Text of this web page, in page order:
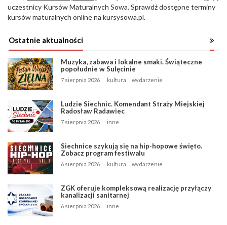
uczestnicy Kursów Maturalnych Sowa. Sprawdź dostępne terminy
kursów maturalnych online na kursysowa.pl.
Ostatnie aktualności
Muzyka, zabawa i lokalne smaki. Świąteczne
popołudnie w Sulęcinie
7 sierpnia 2026 kultura wydarzenie
Ludzie Siechnic. Komendant Straży Miejskiej
Radosław Radawiec
7 sierpnia 2026 inne
Siechnice szykują się na hip-hopowe święto.
Zobacz program festiwalu
6 sierpnia 2026 kultura wydarzenie
ZGK oferuje kompleksową realizację przyłączy
kanalizacji sanitarnej
6 sierpnia 2026 inne